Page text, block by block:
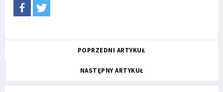
POPRZEDNI ARTYKUŁ
NASTĘPNY ARTYKUŁ